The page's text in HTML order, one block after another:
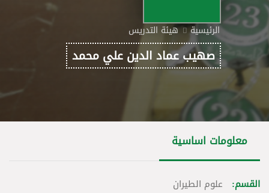
الرئيسية هيئة التدريس
صهيب عماد الدين علي محمد
معلومات اساسية
القسم:
علوم الطيران